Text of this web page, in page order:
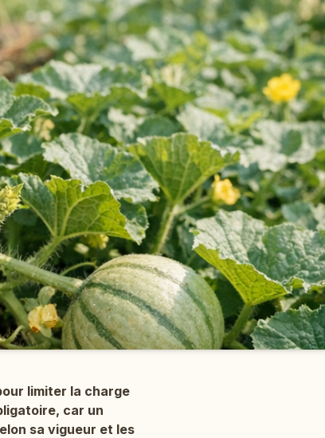
limiter la charge
car un
sa vigueur et les